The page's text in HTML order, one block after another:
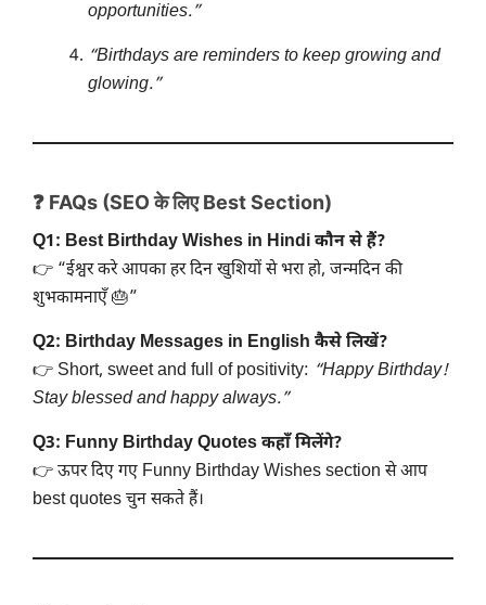
opportunities.”
“Birthdays are reminders to keep growing and
glowing.”
❓ FAQs (SEO के लिए Best Section)
Q1: Best Birthday Wishes in Hindi कौन से हैं?
👉 “ईश्वर करे आपका हर दिन खुशियों से भरा हो, जन्मदिन की
शुभकामनाएँ 🎂”
Q2: Birthday Messages in English कैसे लिखें?
👉 Short, sweet and full of positivity: “Happy Birthday!
Stay blessed and happy always.”
Q3: Funny Birthday Quotes कहाँ मिलेंगे?
👉 ऊपर दिए गए Funny Birthday Wishes section से आप
best quotes चुन सकते हैं।